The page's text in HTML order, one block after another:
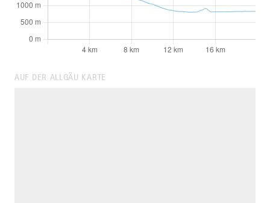
AUF DER ALLGÄU KARTE